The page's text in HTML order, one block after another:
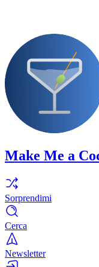
Make Me a
Sorprendimi
Cerca
Newsletter